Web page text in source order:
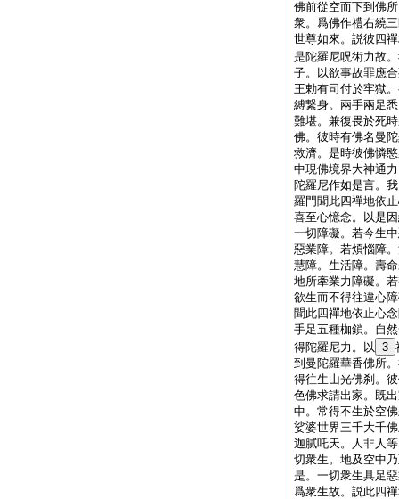
佛前從空而下到佛
衆。爲佛作禮右繞
世尊如來。説彼四
是陀羅尼呪術力故
子。以欲事故罪應
王勅有司付於牢獄
縛繋身。兩手兩足
難堪。兼復畏於死
佛。彼時有佛名曼
救濟。是時彼佛憐
中現佛境界大神通
陀羅尼作如是言。
羅門聞此四禪地依
喜至心憶念。以是
一切障礙。若今生
惡業障。若煩惱障
慧障。生活障。壽
地所牽業力障礙。
欲生而不得往違心
聞此四禪地依止心
手足五種枷鎖。自
得陀羅尼力。以 3
到曼陀羅華香佛所
得往生山光佛刹。
色佛求請出家。既
中。常得不生於空
娑婆世界三千大千
迦膩吒天。人非人
切衆生。地及空中
是。一切衆生具足
爲衆生故。説此四